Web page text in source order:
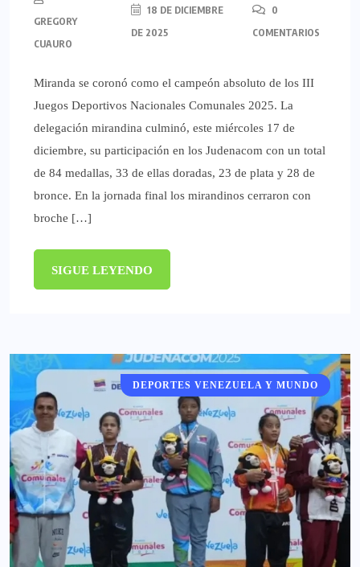
GREGORY
CUAURO
18 DE DICIEMBRE
DE 2025
0
COMENTARIOS
Miranda se coronó como el campeón absoluto de los III
Juegos Deportivos Nacionales Comunales 2025. La
delegación mirandina culminó, este miércoles 17 de
diciembre, su participación en los Judenacom con un total
de 84 medallas, 33 de ellas doradas, 23 de plata y 28 de
bronce. En la jornada final los mirandinos cerraron con
broche […]
SIGUE LEYENDO
DEPORTES
DEPORTES VENEZUELA Y MUNDO